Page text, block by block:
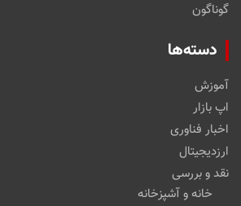
گوناگون
دسته‌ها
آموزش
اپ بازار
اخبار فناوری
ارزدیجیتال
نقد و بررسی
خانه و آشپزخانه